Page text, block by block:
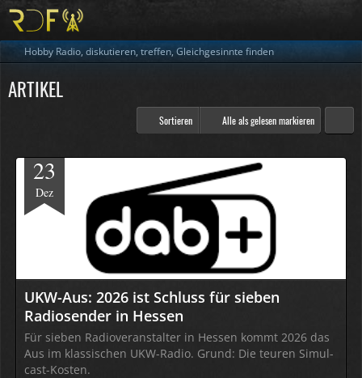
Hobby Radio, diskutieren, treffen, Gleichgesinnte finden
ARTIKEL
Sortieren Alle als gelesen markieren
23
Dez
UKW-Aus: 2026 ist Schluss für sieben
Radiosender in Hessen
Für sieben Radio­veran­stalter in Hessen kommt 2026 das
Aus im klas­sischen UKW-Radio. Grund: Die teuren Simul­
cast-Kosten.